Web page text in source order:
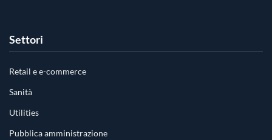
Settori
Retail e e-commerce
Sanità
Utilities
Pubblica amministrazione